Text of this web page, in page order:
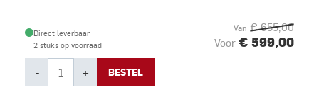
Direct leverbaar
2 stuks op voorraad
Van € 655,00
Voor € 599,00
- + BESTEL